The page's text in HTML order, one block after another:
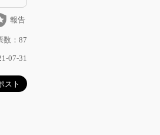
報告
数：87
07-31